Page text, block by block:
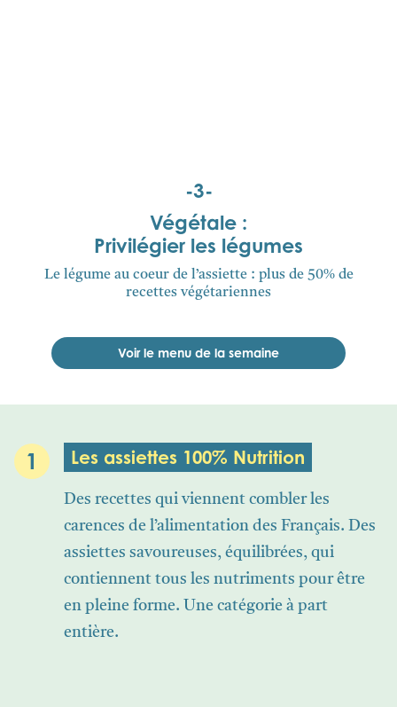
-3-
Végétale :
Privilégier les légumes
Le légume au coeur de l’assiette : plus de 50% de
recettes végétariennes
Voir le menu de la semaine
1 Les assiettes 100% Nutrition
Des recettes qui viennent combler les
carences de l’alimentation des Français. Des
assiettes savoureuses, équilibrées, qui
contiennent tous les nutriments pour être
en pleine forme. Une catégorie à part
entière.